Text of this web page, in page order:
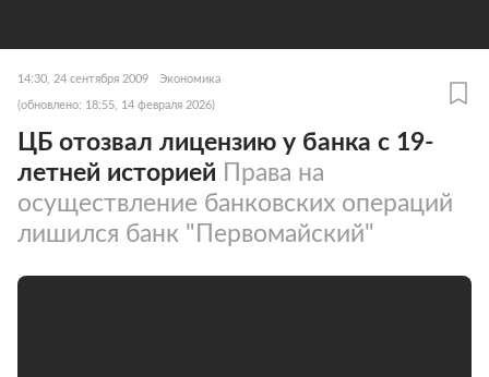
14:30, 24 сентября 2009 Экономика
(обновлено: 18:55, 14 февраля 2026)
ЦБ отозвал лицензию у банка с 19-
летней историей Права на
осуществление банковских операций
лишился банк "Первомайский"